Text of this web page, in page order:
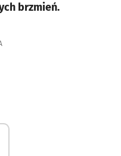
brzmień.